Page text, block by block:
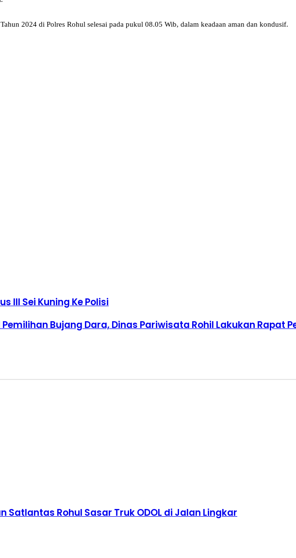
2024 di Polres Rohul selesai pada pukul 08.05 Wib, dalam keadaan aman dan kondusif.
III Sei Kuning Ke Polisi
Bujang Dara, Dinas Pariwisata Rohil Lakukan Rapat
Satlantas Rohul Sasar Truk ODOL di Jalan Lingkar